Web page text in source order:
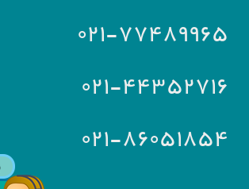
۰۲۱-۷۷۴۸۹۹۶۵
۰۲۱-۴۴۳۵۲۷۱۶
۰۲۱-۸۶۰۵۱۸۵۴